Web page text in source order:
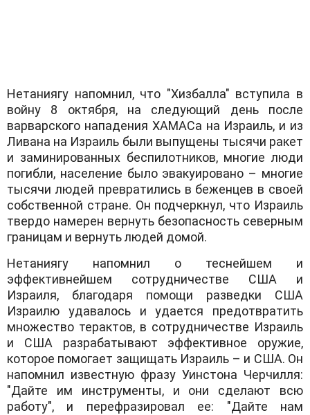
Нетаниягу напомнил, что "Хизбалла" вступила в
войну 8 октября, на следующий день после
варварского нападения ХАМАСа на Израиль, и из
Ливана на Израиль были выпущены тысячи ракет
и заминированных беспилотников, многие люди
погибли, население было эвакуировано – многие
тысячи людей превратились в беженцев в своей
собственной стране. Он подчеркнул, что Израиль
твердо намерен вернуть безопасность северным
границам и вернуть людей домой.
Нетаниягу напомнил о теснейшем и
эффективнейшем сотрудничестве США и
Израиля, благодаря помощи разведки США
Израилю удавалось и удается предотвратить
множество терактов, в сотрудничестве Израиль
и США разрабатывают эффективное оружие,
которое помогает защищать Израиль – и США. Он
напомнил известную фразу Уинстона Черчилля:
"Дайте им инструменты, и они сделают всю
работу", и перефразировал ее: "Дайте нам